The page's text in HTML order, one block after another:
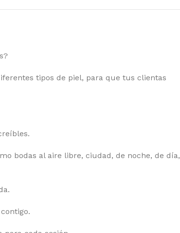
tipos de piel, para que tus clientas
bodas al aire libre, ciudad, de noche, de día,